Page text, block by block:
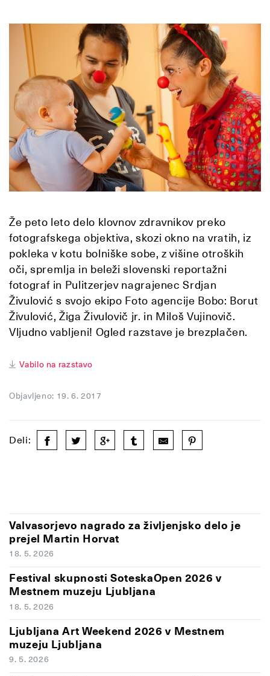
Že peto leto delo klovnov zdravnikov preko
fotografskega objektiva, skozi okno na vratih, iz
pokleka v kotu bolniške sobe, z višine otroških
oči, spremlja in beleži slovenski reportažni
fotograf in Pulitzerjev nagrajenec Srdjan
Živulović s svojo ekipo Foto agencije Bobo: Borut
Živulović, Žiga Živulovič jr. in Miloš Vujinovič.
Vljudno vabljeni! Ogled razstave je brezplačen.
Vabilo na razstavo
Objavljeno: 19. 6. 2017
Deli:
Valvasorjevo nagrado za življenjsko delo je
prejel Martin Horvat
18. 5. 2026
Festival skupnosti SoteskaOpen 2026 v
Mestnem muzeju Ljubljana
18. 5. 2026
Ljubljana Art Weekend 2026 v Mestnem
muzeju Ljubljana
9. 5. 2026